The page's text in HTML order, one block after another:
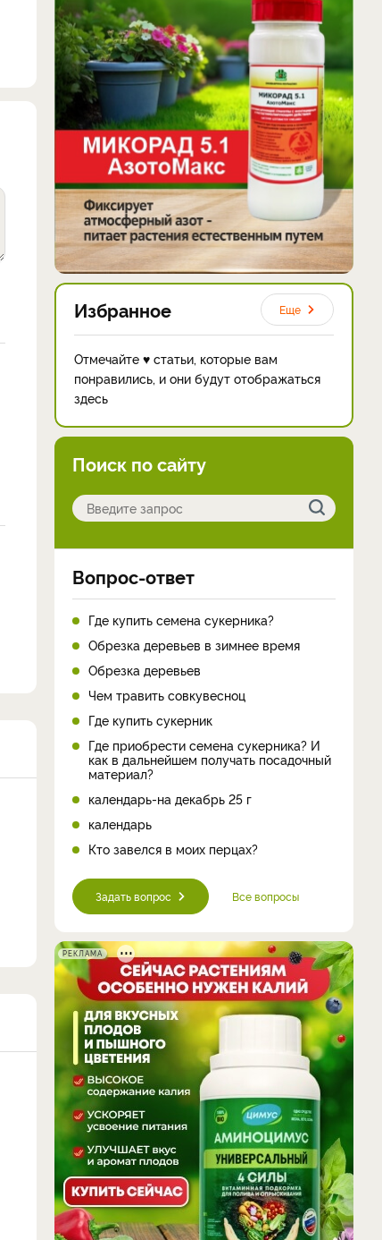
Избранное Еще
Отмечайте ♥ статьи, которые вам
понравились, и они будут отображаться
здесь
Поиск по сайту
Вопрос-ответ
Где купить семена сукерника?
Обрезка деревьев в зимнее время
Обрезка деревьев
Чем травить совкувесноц
Где купить сукерник
Где приобрести семена сукерника? И
как в дальнейшем получать посадочный
материал?
календарь-на декабрь 25 г
календарь
Кто завелся в моих перцах?
Задать вопрос Все вопросы
РЕКЛАМА